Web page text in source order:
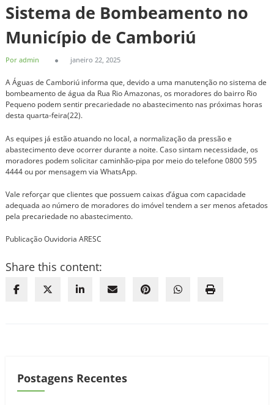
Sistema de Bombeamento no
Município de Camboriú
Por admin janeiro 22, 2025
A Águas de Camboriú informa que, devido a uma manutenção no sistema de
bombeamento de água da Rua Rio Amazonas, os moradores do bairro Rio
Pequeno podem sentir precariedade no abastecimento nas próximas horas
desta quarta-feira(22).
As equipes já estão atuando no local, a normalização da pressão e
abastecimento deve ocorrer durante a noite. Caso sintam necessidade, os
moradores podem solicitar caminhão-pipa por meio do telefone 0800 595
4444 ou por mensagem via WhatsApp.
Vale reforçar que clientes que possuem caixas d’água com capacidade
adequada ao número de moradores do imóvel tendem a ser menos afetados
pela precariedade no abastecimento.
Publicação Ouvidoria ARESC
Share this content:
Postagens Recentes